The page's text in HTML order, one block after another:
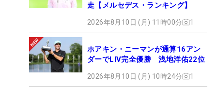
走【メルセデス・ランキング】
2026年8月10日 (月) 11時00分 1
ホアキン・ニーマンが通算16アン
ダーでLIV完全優勝 浅地洋佑22位
2026年8月10日 (月) 10時24分 1